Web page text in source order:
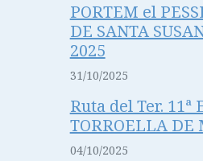
PORTEM el
DE SANTA
2025
31/10/2025
Ruta del Ter. 11ª
TORROELLA DE
04/10/2025